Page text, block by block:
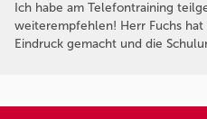
Ich habe am Telefontraining
weiterempfehlen! Herr Fuchs
Eindruck gemacht und die